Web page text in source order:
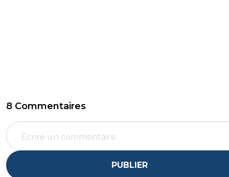
8 Commentaires
PUBLIER